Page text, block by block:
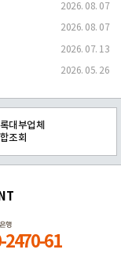
2026. 08. 07
2026. 08. 07
2026. 07. 13
2026. 05. 26
대부업체
조회
2470-61